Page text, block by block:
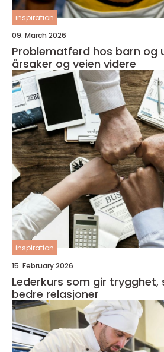
inspiration
09. March 2026
Problematferd hos barn og unge
årsaker og veien videre
inspiration
15. February 2026
Lederkurs som gir
bedre relasjoner